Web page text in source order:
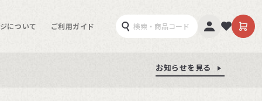
について ご利用ガイド
お知らせを見る
お知らせを見る
お知らせを見る